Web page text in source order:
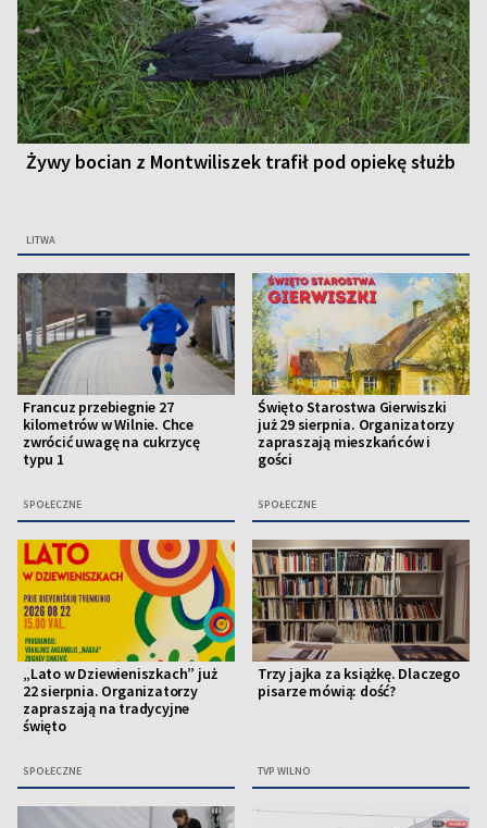
Żywy bocian z Montwiliszek trafił pod opiekę służb
LITWA
Francuz przebiegnie 27
kilometrów w Wilnie. Chce
zwrócić uwagę na cukrzycę
typu 1
SPOŁECZNE
Święto Starostwa Gierwiszki
już 29 sierpnia. Organizatorzy
zapraszają mieszkańców i
gości
SPOŁECZNE
„Lato w Dziewieniszkach” już
22 sierpnia. Organizatorzy
zapraszają na tradycyjne
święto
SPOŁECZNE
Trzy jajka za książkę. Dlaczego
pisarze mówią: dość?
TVP WILNO